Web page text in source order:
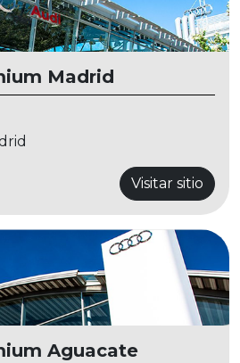
Madrid
Visitar sitio
Aguacate